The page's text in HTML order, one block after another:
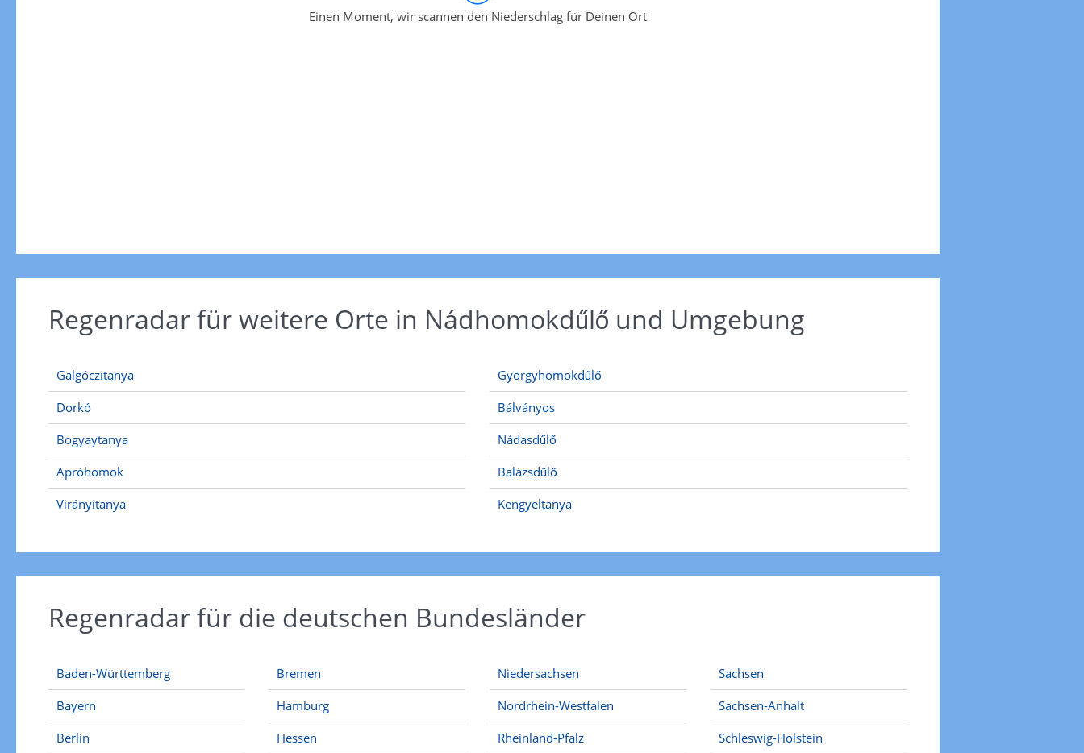
Einen Moment, wir scannen den Niederschlag für Deinen Ort
Regenradar für weitere Orte in Nádhomokdűlő und Umgebung
Galgóczitanya
Dorkó
Bogyaytanya
Apróhomok
Virányitanya
Györgyhomokdűlő
Bálványos
Nádasdűlő
Balázsdűlő
Kengyeltanya
Regenradar für die deutschen Bundesländer
Baden-Württemberg
Bayern
Berlin
Bremen
Hamburg
Hessen
Niedersachsen
Nordrhein-Westfalen
Rheinland-Pfalz
Sachsen
Sachsen-Anhalt
Schleswig-Holstein